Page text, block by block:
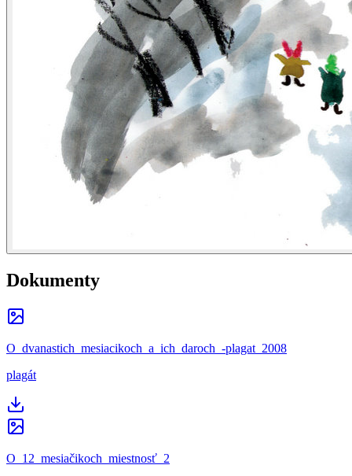
Dokumenty
O_dvanastich_mesiacikoch_a_ich_daroch_-plagat_2008
plagát
O_12_mesiačikoch_miestnosť_2